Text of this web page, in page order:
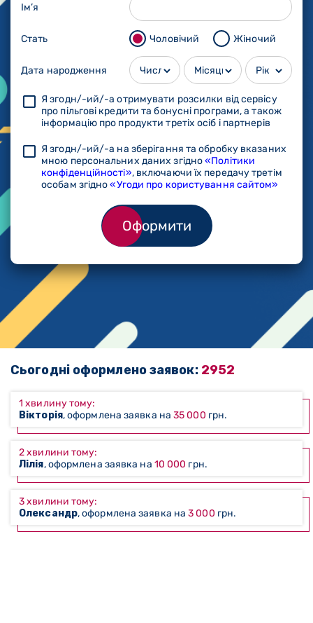
Ім’я
Стать Чоловічий Жіночий
Дата народження
Я згодн/-ий/-а отримувати розсилки від сервісу
про пільгові кредити та бонусні програми, а також
інформацію про продукти третіх осіб і партнерів
Я згодн/-ий/-а на зберігання та обробку вказаних
мною персональних даних згідно«Політики
конфіденційності», включаючи їх передачу третім
особам згідно«Угоди про користування сайтом»
Оформити
Сьогодні оформлено заявок: 2952
1 хвилину тому:
Вікторія, оформлена заявка на35 000 грн.
2 хвилини тому:
Лілія, оформлена заявка на 10 000 грн.
3 хвилини тому:
Олександр, оформлена заявка на3 000 грн.